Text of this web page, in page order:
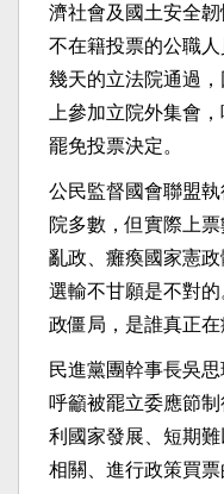
濟社會及國土安全
不在籍投票的公職
幾天的立法院通過
上參加立院外集會
罷免投票決定。
公民監督國會聯盟
院多數，但實際上
亂政、癱瘓國家憲
選輸不甘願是不對
政僵局，是誰真正在
民進黨團幹事長吳
呼籲被罷立委應節
利國家發展、短期
相關、進行政策買票